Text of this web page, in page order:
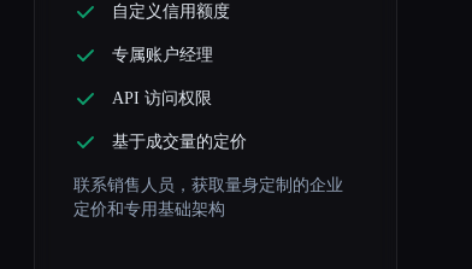
自定义信用额度
专属账户经理
API 访问权限
基于成交量的定价
联系销售人员，获取量身定制的企业
定价和专用基础架构